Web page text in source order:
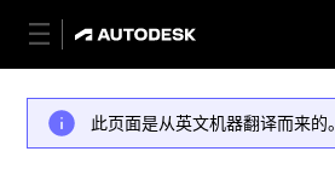
此页面是从英文机器翻译而来的。